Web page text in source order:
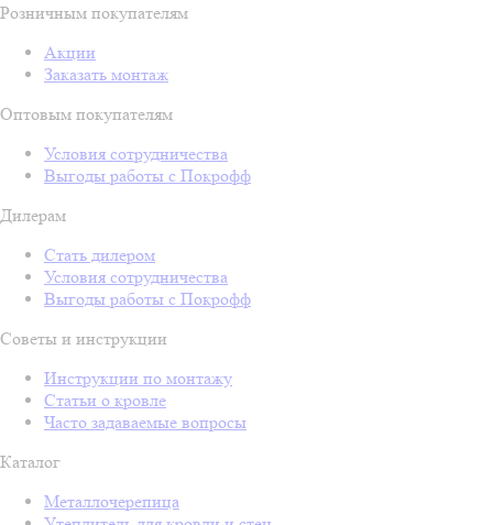
Розничным покупателям
Акции
Заказать монтаж
Оптовым покупателям
Условия сотрудничества
Выгоды работы с Покрофф
Дилерам
Стать дилером
Условия сотрудничества
Выгоды работы с Покрофф
Советы и инструкции
Инструкции по монтажу
Статьи о кровле
Часто задаваемые вопросы
Каталог
Металлочерепица